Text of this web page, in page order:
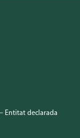
– Entitat declarada